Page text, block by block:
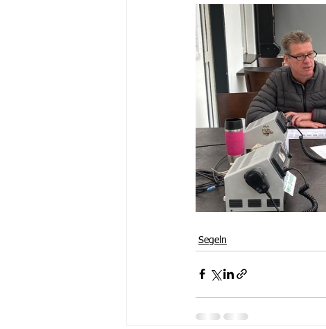
Segeln